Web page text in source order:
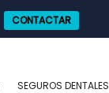
CONTACTAR
SEGUROS DENTALES